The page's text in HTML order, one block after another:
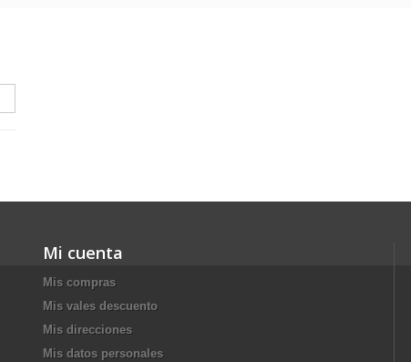
Mi cuenta
Mis compras
Mis vales descuento
Mis direcciones
Mis datos personales